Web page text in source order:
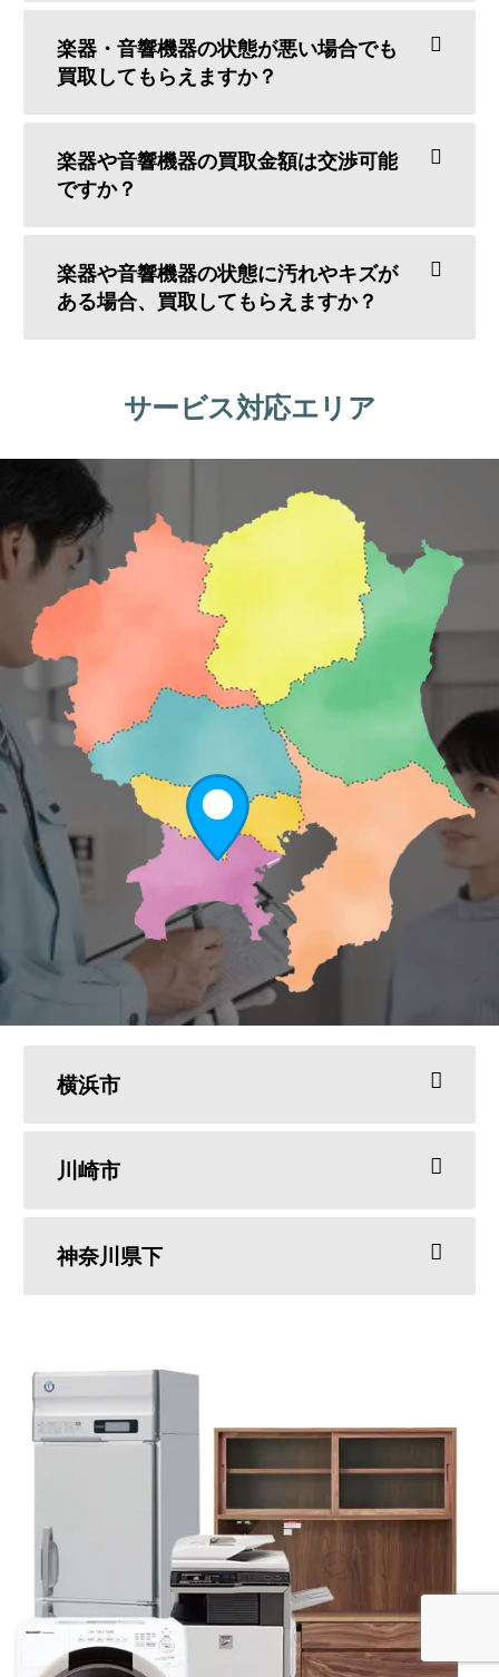
楽器・音響機器の状態が悪い場合でも
買取してもらえますか？
楽器や音響機器の買取金額は交渉可能
ですか？
楽器や音響機器の状態に汚れやキズが
ある場合、買取してもらえますか？
サービス対応エリア
横浜市
川崎市
神奈川県下